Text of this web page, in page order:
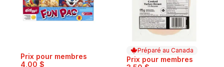
Prix pour membres
4,00 $
Préparé au Canada
Prix pour membres